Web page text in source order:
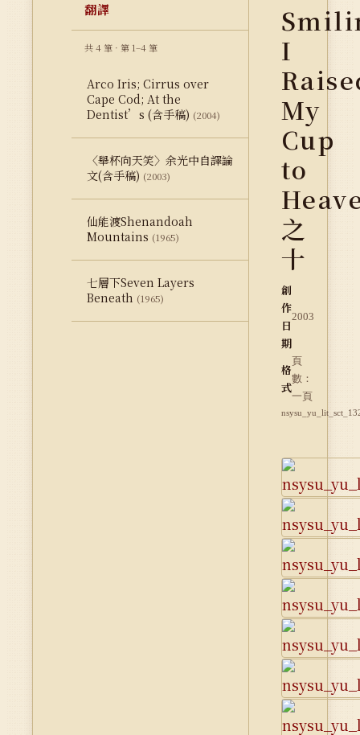
翻譯
共 4 筆 · 第 1–4 筆
Arco Iris; Cirrus over
Cape Cod; At the
Dentist’s (含手稿) (2004)
〈舉杯向天笑〉余光中自譯論
文(含手稿) (2003)
仙能渡Shenandoah
Mountains (1965)
七層下Seven Layers
Beneath (1965)
I
My
Cup
to
之
十
創
作
日
期
2003
格
式
頁
數：
一頁